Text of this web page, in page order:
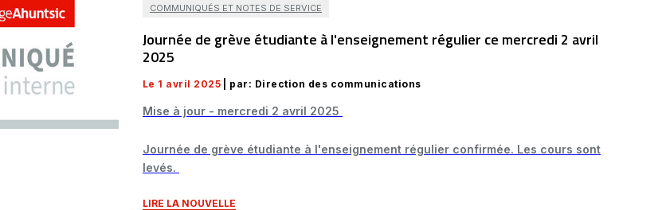
COMMUNIQUÉS ET NOTES DE SERVICE
Journée de grève étudiante à l'enseignement régulier ce mercredi 2 avril
2025
Le 1 avril 2025 | par: Direction des communications
Mise à jour - mercredi 2 avril 2025
Journée de grève étudiante à l'enseignement régulier confirmée. Les cours sont
levés.
LIRE LA NOUVELLE